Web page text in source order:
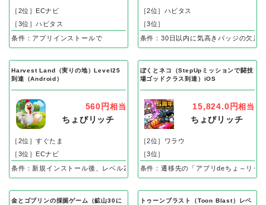
［2位］ECナビ
［3位］ハピタス
条件：アプリインストールで
［2位］ハピタス
［3位］
条件：30日以内に気高きバッジの欠片
Harvest Land（実りの地）Level25
到達（Android）
560円 相当
ちょびリッチ
［2位］すぐたま
［3位］ECナビ
条件：新規インストール後、レベル25到達で成果
ぼくとネコ（StepUpミッションで闘技
場ゴッドクラス到達）iOS
15,824.0円相当
ちょびリッチ
［2位］ワラウ
［3位］
条件：遷移先の「アプリdeちょ～リッ
金とゴブリンの採掘ゲーム（鉱山30に
トゥーンブラスト（Toon Blast）レベ